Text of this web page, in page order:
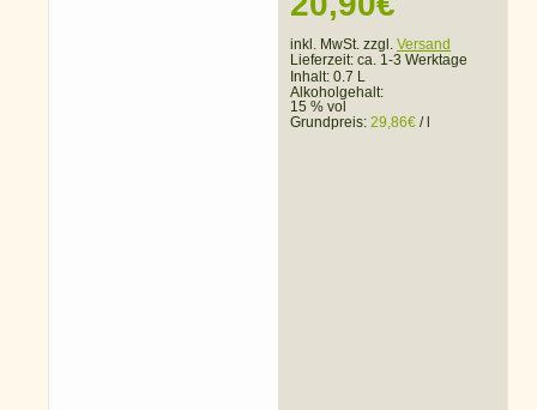
inkl. MwSt. zzgl. Versand
Lieferzeit: ca. 1-3 Werktage
Inhalt: 0.7 L
Alkoholgehalt:
15 % vol
Grundpreis: 29,86€ /